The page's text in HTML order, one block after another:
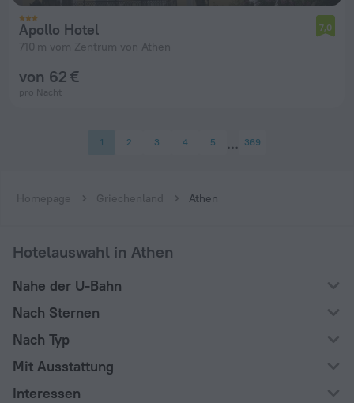
Apollo Hotel
710 m vom Zentrum von Athen
7,0
von 62 €
pro Nacht
1 2 3 4 5 369
Homepage Griechenland Athen
Hotelauswahl in Athen
Nahe der U-Bahn
Nach Sternen
Nach Typ
Mit Ausstattung
Interessen